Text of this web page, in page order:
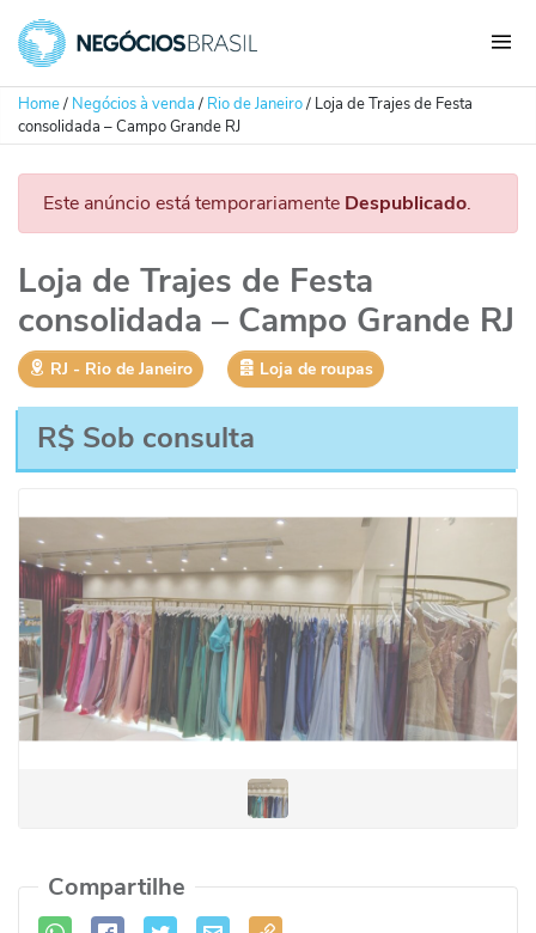
Home/ Negócios à venda/ Rio de Janeiro/ Loja de Trajes de Festa
consolidada – Campo Grande RJ
Este anúncio está temporariamente Despublicado.
Loja de Trajes de Festa
consolidada – Campo Grande RJ
RJ ‐ Rio de Janeiro Loja de roupas
R$ Sob consulta
Compartilhe